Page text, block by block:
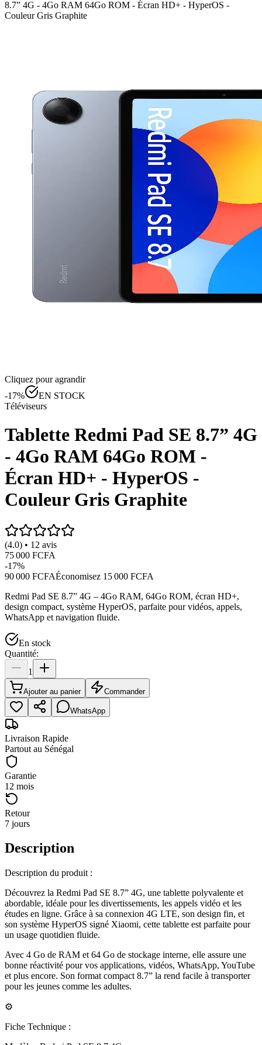
8.7” 4G - 4Go RAM 64Go ROM - Écran HD+ - HyperOS -
Couleur Gris Graphite
Cliquez pour agrandir
-17%
EN STOCK
Téléviseurs
Tablette Redmi Pad SE 8.7” 4G
- 4Go RAM 64Go ROM -
Écran HD+ - HyperOS -
Couleur Gris Graphite
(4.0) • 12 avis
75 000 FCFA
-17%
90 000 FCFAÉconomisez 15 000 FCFA
Redmi Pad SE 8.7” 4G – 4Go RAM, 64Go ROM, écran HD+,
design compact, système HyperOS, parfaite pour vidéos, appels,
WhatsApp et navigation fluide.
En stock
Quantité:
1
Ajouter au panier Commander
WhatsApp
Livraison Rapide
Partout au Sénégal
Garantie
12 mois
Retour
7 jours
Description
Description du produit :
Découvrez la Redmi Pad SE 8.7” 4G, une tablette polyvalente et
abordable, idéale pour les divertissements, les appels vidéo et les
études en ligne. Grâce à sa connexion 4G LTE, son design fin, et
son système HyperOS signé Xiaomi, cette tablette est parfaite pour
un usage quotidien fluide.
Avec 4 Go de RAM et 64 Go de stockage interne, elle assure une
bonne réactivité pour vos applications, vidéos, WhatsApp, YouTube
et plus encore. Son format compact 8.7” la rend facile à transporter
pour les jeunes comme les adultes.
⚙️
Fiche Technique :